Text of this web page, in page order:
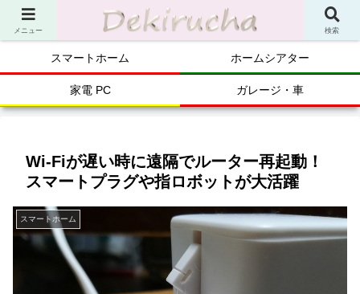
スマートホーム ホームシアター
家電 PC ガレージ・車
Wi-Fiが遅い時に遠隔でルーター再起動！
スマートプラグや指ロボットが大活躍
スマートホーム
メニュー 検索